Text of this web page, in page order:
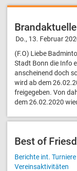
Do., 13. Februar
(F.O) Liebe
Stadt Bonn die Info
anscheinend doch
wird ab dem
freigegeben. Von
dem 26.02.2020
Best of
Berichte int. Turniere
Vereinsaktivitäten